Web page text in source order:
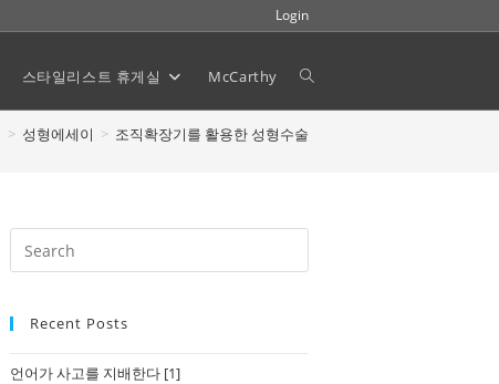
Login
스타일리스트 휴게실 McCarthy Toggle
website
> 성형에세이 > 조직확장기를 활용한 성형수술
Recent Posts
언어가 사고를 지배한다 [1]